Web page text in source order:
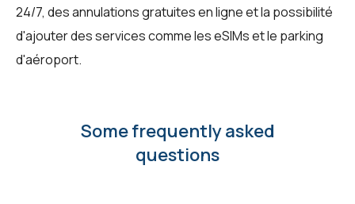
24/7, des annulations gratuites en ligne et la possibilité
d'ajouter des services comme les eSIMs et le parking
d'aéroport.
Some frequently asked
questions